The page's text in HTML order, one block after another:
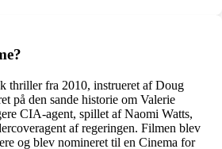
thriller fra 2010, instrueret af Doug
på den sande historie om Valerie
CIA-agent, spillet af Naomi Watts,
af regeringen. Filmen blev
og blev nomineret til en Cinema for